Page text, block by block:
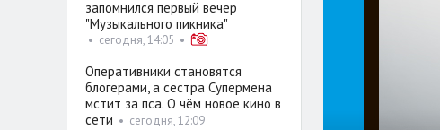
запомнился первый вечер
"Музыкального пикника"
• сегодня, 14:05 •
Оперативники становятся
блогерами, а сестра Супермена
мстит за пса. О чём новое кино в
сети • сегодня, 12:09